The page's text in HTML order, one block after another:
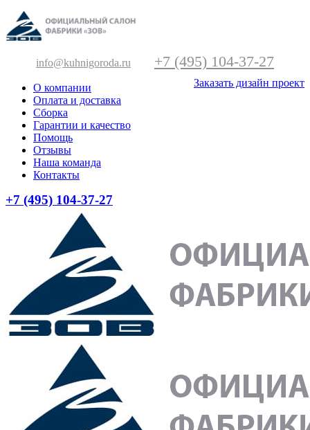
info@kuhnigoroda.ru +7 (495) 104-37-27
Заказать дизайн проект
О компании
Оплата и доставка
Сборка
Гарантии и качество
Помощь
Отзывы
Наша команда
Контакты
+7 (495) 104-37-27